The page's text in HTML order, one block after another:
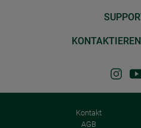
Kontakt
AGB